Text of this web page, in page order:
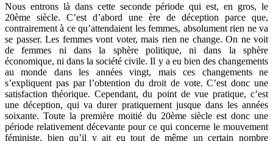
Nous entrons là dans cette seconde période qui est, en gros, le
20ème siècle. C’est d’abord une ère de déception parce que,
contrairement à ce qu’attendaient les femmes, absolument rien ne va
se passer. Les femmes vont voter, mais rien ne change. On ne voit
de femmes ni dans la sphère politique, ni dans la sphère
économique, ni dans la société civile. Il y a eu bien des changements
au monde dans les années vingt, mais ces changements ne
s’expliquent pas par l’obtention du droit de vote. C’est donc une
satisfaction théorique. Cependant, du point de vue pratique, c’est
une déception, qui va durer pratiquement jusque dans les années
soixante. Toute la première moitié du 20ème siècle est donc une
période relativement décevante pour ce qui concerne le mouvement
féministe, bien qu’il y ait eu tout de même un certain nombre